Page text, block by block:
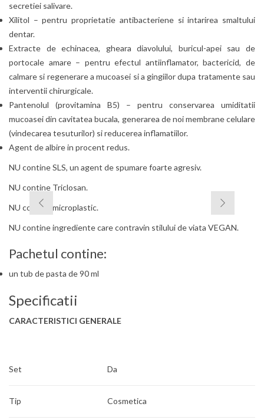
secretiei salivare.
Xilitol – pentru proprietatie antibacteriene si intarirea smaltului
dentar.
Extracte de echinacea, gheara diavolului, buricul-apei sau de
portocale amare – pentru efectul antiinflamator, bactericid, de
calmare si regenerare a mucoasei si a gingiilor dupa tratamente sau
interventii chirurgicale.
Pantenolul (provitamina B5) – pentru conservarea umiditatii
mucoasei din cavitatea bucala, generarea de noi membrane celulare
(vindecarea tesuturilor) si reducerea inflamatiilor.
Agent de albire in procent redus.
NU contine SLS, un agent de spumare foarte agresiv.
NU contine Triclosan.
NU contine microplastic.
NU contine ingrediente care contravin stilului de viata VEGAN.
Pachetul contine:
un tub de pasta de 90 ml
Specificatii
CARACTERISTICI GENERALE
Set Da
Tip Cosmetica